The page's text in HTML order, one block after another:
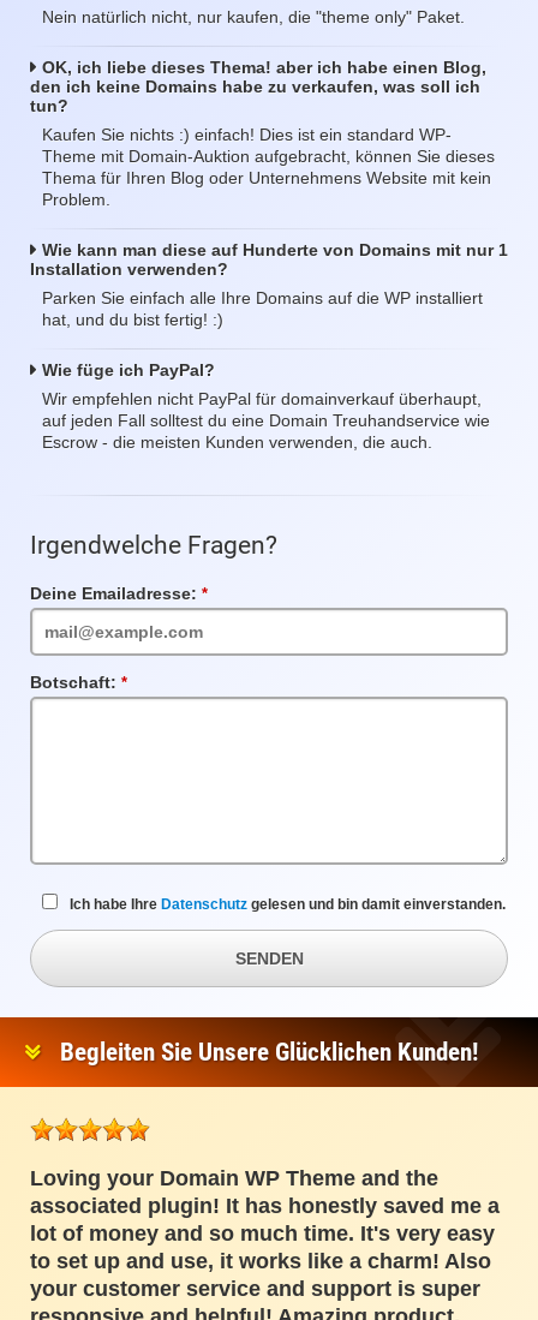
Nein natürlich nicht, nur kaufen, die "theme only" Paket.
OK, ich liebe dieses Thema! aber ich habe einen Blog,
den ich keine Domains habe zu verkaufen, was soll ich
tun?
Kaufen Sie nichts :) einfach! Dies ist ein standard WP-
Theme mit Domain-Auktion aufgebracht, können Sie dieses
Thema für Ihren Blog oder Unternehmens Website mit kein
Problem.
Wie kann man diese auf Hunderte von Domains mit nur 1
Installation verwenden?
Parken Sie einfach alle Ihre Domains auf die WP installiert
hat, und du bist fertig! :)
Wie füge ich PayPal?
Wir empfehlen nicht PayPal für domainverkauf überhaupt,
auf jeden Fall solltest du eine Domain Treuhandservice wie
Escrow - die meisten Kunden verwenden, die auch.
Irgendwelche Fragen?
Deine Emailadresse:
Botschaft:
Ich habe Ihre Datenschutz gelesen und bin damit einverstanden.
SENDEN
Begleiten Sie Unsere Glücklichen Kunden!
Loving your Domain WP Theme and the
associated plugin! It has honestly saved me a
lot of money and so much time. It's very easy
to set up and use, it works like a charm! Also
your customer service and support is super